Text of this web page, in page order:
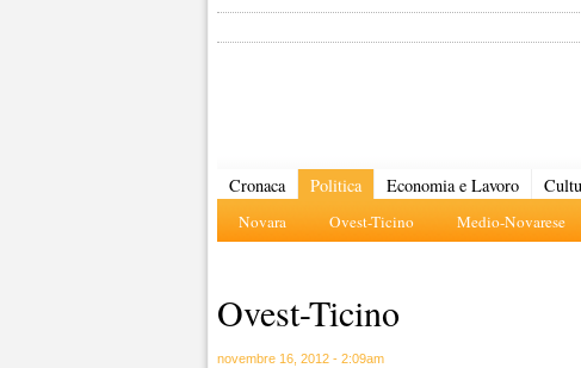
Cronaca Politica
Novara Ovest-Ticino Medio-Novarese
Economia e Lavoro
Ovest-Ticino
novembre 16, 2012 - 2:09am